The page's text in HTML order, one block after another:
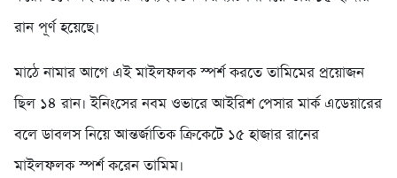
রান পূর্ণ হয়েছে।
মাঠে নামার আগে এই মাইলফলক স্পর্শ করতে তামিমের প্রয়োজন
ছিল ১৪ রান। ইনিংসের নবম ওভারে আইরিশ পেসার মার্ক এডেয়ারের
বলে ডাবলস নিয়ে আন্তর্জাতিক ক্রিকেটে ১৫ হাজার রানের
মাইলফলক স্পর্শ করেন তামিম।